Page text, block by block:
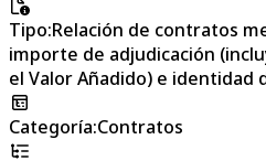
Tipo:Relación de contratos
importe de adjudicación
el Valor Añadido) e identidad
Categoría:Contratos